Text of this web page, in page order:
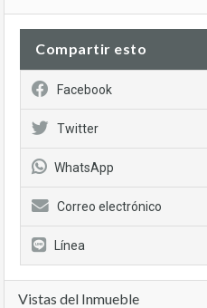
Compartir esto
Facebook
Twitter
WhatsApp
Correo electrónico
Línea
Vistas del Inmueble